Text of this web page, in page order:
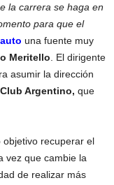
la carrera se haga en
para que el
una fuente muy
Meritello . El dirigente
asumir la dirección
Argentino, que
objetivo recuperar el
vez que cambie la
de realizar más